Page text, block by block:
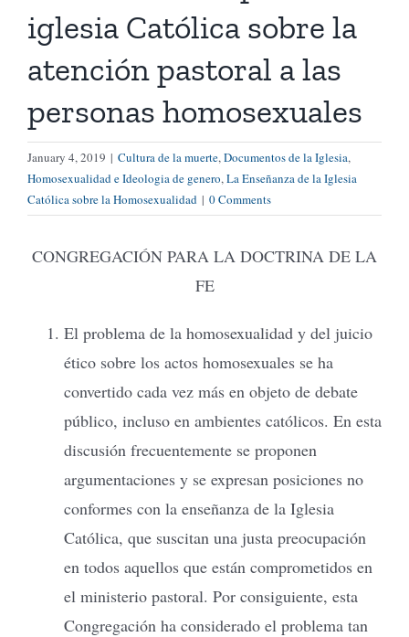
iglesia Católica sobre la
atención pastoral a las
personas homosexuales
January 4, 2019 | Cultura de la muerte, Documentos de la Iglesia,
Homosexualidad e Ideologia de genero, La Enseñanza de la Iglesia
Católica sobre la Homosexualidad | 0 Comments
CONGREGACIÓN PARA LA DOCTRINA DE LA
FE
El problema de la homosexualidad y del juicio
ético sobre los actos homosexuales se ha
convertido cada vez más en objeto de debate
público, incluso en ambientes católicos. En esta
discusión frecuentemente se proponen
argumentaciones y se expresan posiciones no
conformes con la enseñanza de la Iglesia
Católica, que suscitan una justa preocupación
en todos aquellos que están comprometidos en
el ministerio pastoral. Por consiguiente, esta
Congregación ha considerado el problema tan